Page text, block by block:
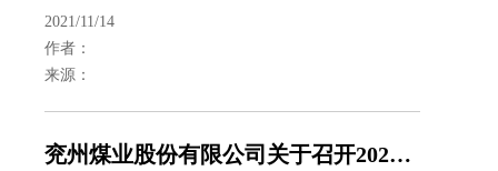
2021/11/14
作者：
来源：
兖州煤业股份有限公司关于召开2021年度第三次临时股东大会的通知